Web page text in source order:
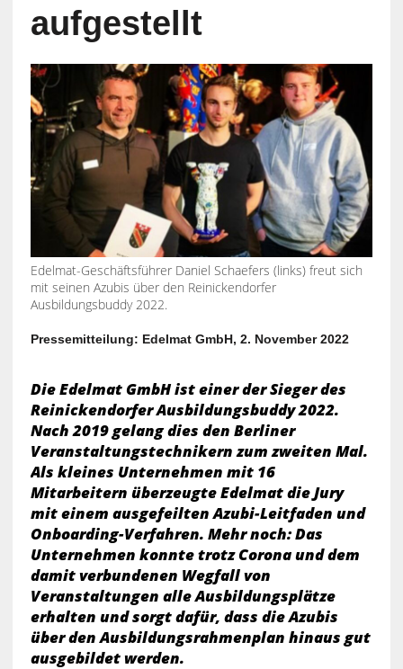
aufgestellt
Edelmat-Geschäftsführer Daniel Schaefers (links) freut sich
mit seinen Azubis über den Reinickendorfer
Ausbildungsbuddy 2022.
Pressemitteilung: Edelmat GmbH, 2. November 2022
Die Edelmat GmbH ist einer der Sieger des
Reinickendorfer Ausbildungsbuddy 2022.
Nach 2019 gelang dies den Berliner
Veranstaltungstechnikern zum zweiten Mal.
Als kleines Unternehmen mit 16
Mitarbeitern überzeugte Edelmat die Jury
mit einem ausgefeilten Azubi-Leitfaden und
Onboarding-Verfahren. Mehr noch: Das
Unternehmen konnte trotz Corona und dem
damit verbundenen Wegfall von
Veranstaltungen alle Ausbildungsplätze
erhalten und sorgt dafür, dass die Azubis
über den Ausbildungsrahmenplan hinaus gut
ausgebildet werden.